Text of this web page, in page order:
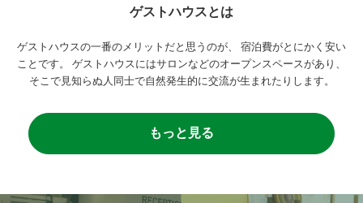
ゲストハウスとは
ゲストハウスの一番のメリットだと思うのが、
宿泊費がとにかく安い
ことです。
ゲストハウスにはサロンなどのオープンスペースがあり、
そこで見知らぬ人同士で自然発生的に交流が生まれたりします。
もっと見る